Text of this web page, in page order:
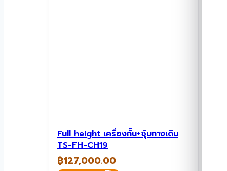
Full height เครื่องกั้น+ซุ้มทางเดิน
TS-FH-CH19
฿127,000.00